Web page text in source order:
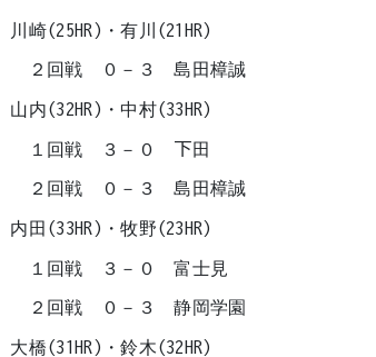
川崎(25HR)・有川(21HR)
２回戦 ０－３ 島田樟誠
山内(32HR)・中村(33HR)
１回戦 ３－０ 下田
２回戦 ０－３ 島田樟誠
内田(33HR)・牧野(23HR)
１回戦 ３－０ 富士見
２回戦 ０－３ 静岡学園
大橋(31HR)・鈴木(32HR)